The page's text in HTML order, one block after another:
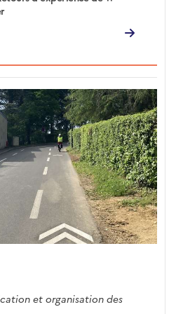
et organisation des